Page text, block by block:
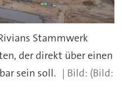
Stammwerk
der direkt über einen
sein soll.
(Bild: